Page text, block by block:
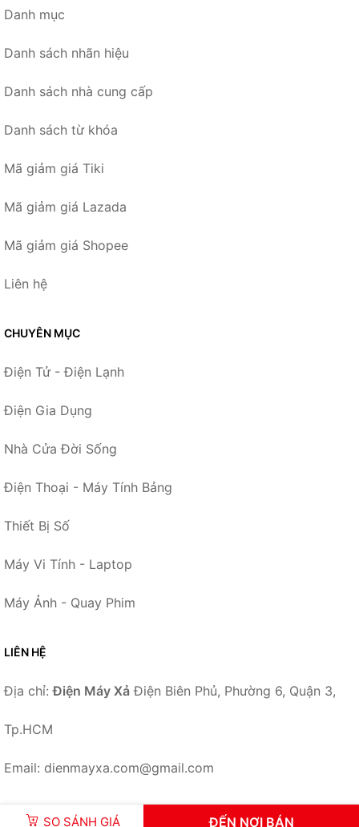
SO SÁNH GIÁ ĐẾN NƠI BÁN
Danh mục
Danh sách nhãn hiệu
Danh sách nhà cung cấp
Danh sách từ khóa
Mã giảm giá Tiki
Mã giảm giá Lazada
Mã giảm giá Shopee
Liên hệ
CHUYÊN MỤC
Điện Tử - Điện Lạnh
Điện Gia Dụng
Nhà Cửa Đời Sống
Điện Thoại - Máy Tính Bảng
Thiết Bị Số
Máy Vi Tính - Laptop
Máy Ảnh - Quay Phim
LIÊN HỆ
Địa chỉ:Điện Máy Xả Điện Biên Phủ, Phường 6, Quận 3,
Tp.HCM
Email: dienmayxa.com@gmail.com